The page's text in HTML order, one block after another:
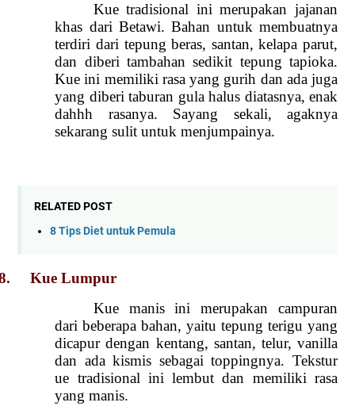
Kue tradisional ini merupakan jajanan
khas dari Betawi. Bahan untuk membuatnya
terdiri dari tepung beras, santan, kelapa parut,
dan diberi tambahan sedikit tepung tapioka.
Kue ini memiliki rasa yang gurih dan ada juga
yang diberi taburan gula halus diatasnya, enak
dahhh rasanya. Sayang sekali, agaknya
sekarang sulit untuk menjumpainya.
RELATED POST
8 Tips Diet untuk Pemula
Kue Lumpur
Kue manis ini merupakan campuran
dari beberapa bahan, yaitu tepung terigu yang
dicapur dengan kentang, santan, telur, vanilla
dan ada kismis sebagai toppingnya. Tekstur
ue tradisional ini lembut dan memiliki rasa
yang manis.